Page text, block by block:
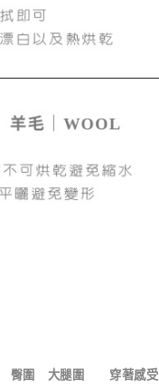
圍 大腿圍 穿著感受